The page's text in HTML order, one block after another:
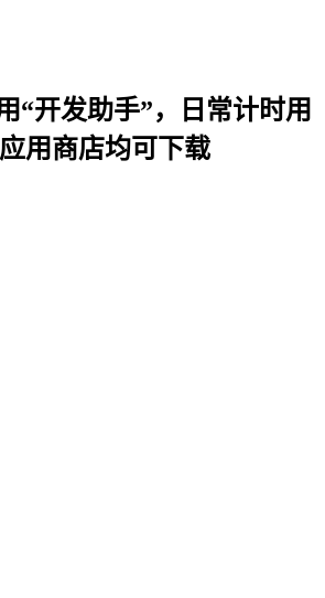
“开发助手”，日常计时用
用商店均可下载